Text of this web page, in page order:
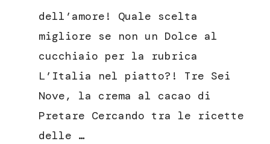
la
al
di
Pretare
dell’amore! Quale scelta
migliore se non un Dolce al
cucchiaio per la rubrica
L’Italia nel piatto?! Tre Sei
Nove, la crema al cacao di
Pretare Cercando tra le ricette
delle …